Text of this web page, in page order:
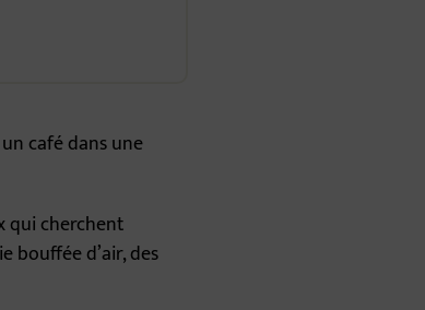
café dans une
qui cherchent
bouffée d’air, des